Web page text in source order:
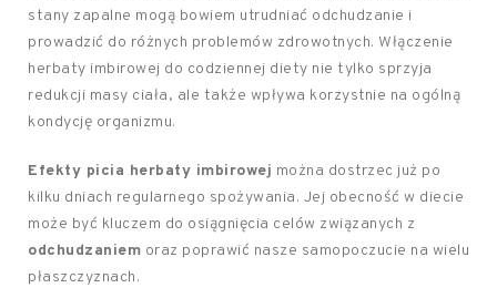
stany zapalne mogą bowiem utrudniać odchudzanie i
prowadzić do różnych problemów zdrowotnych. Włączenie
herbaty imbirowej do codziennej diety nie tylko sprzyja
redukcji masy ciała, ale także wpływa korzystnie na ogólną
kondycję organizmu.
Efekty picia herbaty imbirowej można dostrzec już po
kilku dniach regularnego spożywania. Jej obecność w diecie
może być kluczem do osiągnięcia celów związanych z
odchudzaniem oraz poprawić nasze samopoczucie na wielu
płaszczyznach.